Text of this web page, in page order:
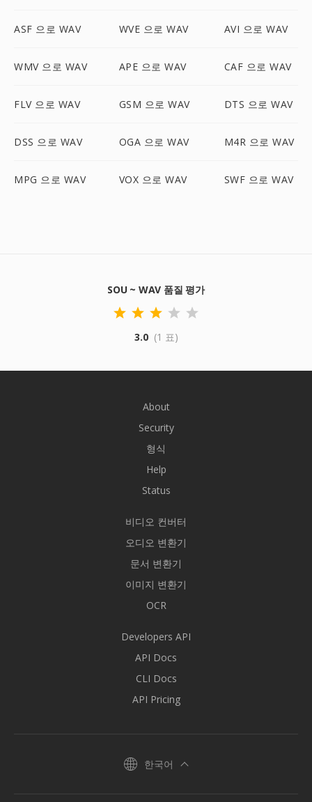
ASF 으로 WAV WVE 으로 WAV AVI 으로 WAV
WMV 으로 WAV APE 으로 WAV CAF 으로 WAV
FLV 으로 WAV GSM 으로 WAV DTS 으로 WAV
DSS 으로 WAV OGA 으로 WAV M4R 으로 WAV
MPG 으로 WAV VOX 으로 WAV SWF 으로 WAV
SOU ~ WAV 품질 평가
3.0 (1 표)
About
Security
형식
Help
Status
비디오 컨버터
오디오 변환기
문서 변환기
이미지 변환기
OCR
Developers API
API Docs
CLI Docs
API Pricing
한국어